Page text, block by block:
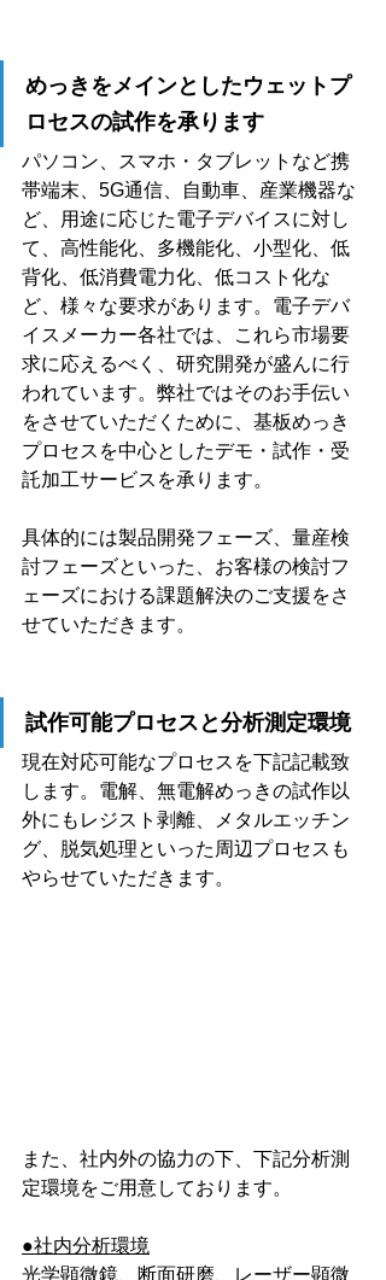
めっきをメインとしたウェットプ
ロセスの試作を承ります
パソコン、スマホ・タブレットなど携
帯端末、5G通信、自動車、産業機器な
ど、用途に応じた電子デバイスに対し
て、高性能化、多機能化、小型化、低
背化、低消費電力化、低コスト化な
ど、様々な要求があります。電子デバ
イスメーカー各社では、これら市場要
求に応えるべく、研究開発が盛んに行
われています。弊社ではそのお手伝い
をさせていただくために、基板めっき
プロセスを中心としたデモ・試作・受
託加工サービスを承ります。
具体的には製品開発フェーズ、量産検
討フェーズといった、お客様の検討フ
ェーズにおける課題解決のご支援をさ
せていただきます。
試作可能プロセスと分析測定環境
現在対応可能なプロセスを下記記載致
します。電解、無電解めっきの試作以
外にもレジスト剥離、メタルエッチン
グ、脱気処理といった周辺プロセスも
やらせていただきます。
また、社内外の協力の下、下記分析測
定環境をご用意しております。
●社内分析環境
光学顕微鏡、断面研磨、レーザー顕微